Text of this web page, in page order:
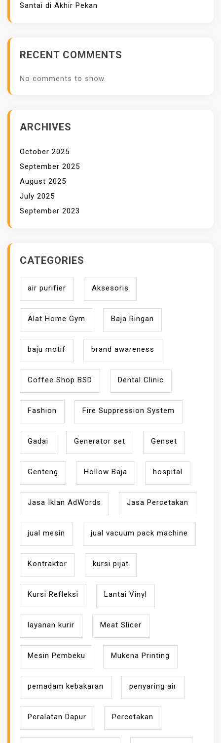
Santai di Akhir Pekan
RECENT COMMENTS
No comments to show.
ARCHIVES
October 2025
September 2025
August 2025
July 2025
September 2023
CATEGORIES
air purifier Aksesoris
Alat Home Gym Baja Ringan
baju motif brand awareness
Coffee Shop BSD Dental Clinic
Fashion Fire Suppression System
Gadai Generator set Genset
Genteng Hollow Baja hospital
Jasa Iklan AdWords Jasa Percetakan
jual mesin jual vacuum pack machine
Kontraktor kursi pijat
Kursi Refleksi Lantai Vinyl
layanan kurir Meat Slicer
Mesin Pembeku Mukena Printing
pemadam kebakaran penyaring air
Peralatan Dapur Percetakan